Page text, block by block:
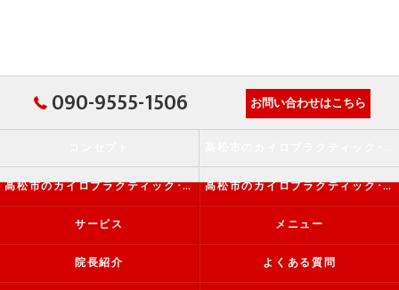
090-9555-1506 お問い合わせはこちら
高松市のカイロプラクティック･か・から～ず施術院の評判 高松市のカイロプラクティック･か・から～ず施術院のお客様の声
サービス メニュー
院長紹介 よくある質問